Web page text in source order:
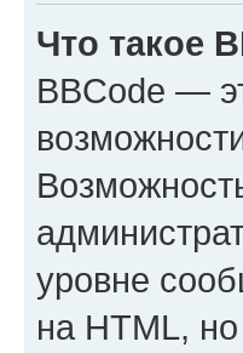
Что такое
BBCode —
уровне
на HTML,